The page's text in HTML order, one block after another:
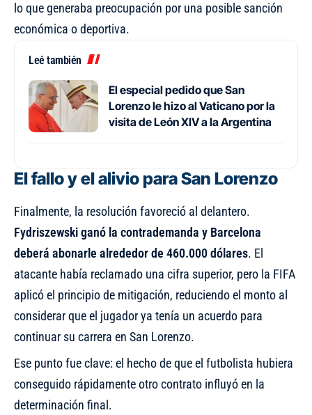
lo que generaba preocupación por una posible sanción
económica o deportiva.
Leé también
El especial pedido que San
Lorenzo le hizo al Vaticano por la
visita de León XIV a la Argentina
El fallo y el alivio para San Lorenzo
Finalmente, la resolución favoreció al delantero.
Fydriszewski ganó la contrademanda y Barcelona
deberá abonarle alrededor de 460.000 dólares. El
atacante había reclamado una cifra superior, pero la FIFA
aplicó el principio de mitigación, reduciendo el monto al
considerar que el jugador ya tenía un acuerdo para
continuar su carrera en San Lorenzo.
Ese punto fue clave: el hecho de que el futbolista hubiera
conseguido rápidamente otro contrato influyó en la
determinación final.